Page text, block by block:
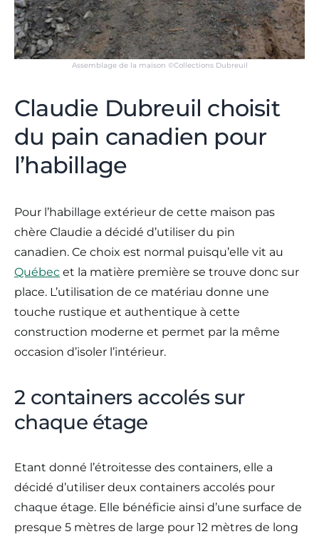
Assemblage de la maison ©Collections Dubreuil
Claudie Dubreuil choisit
du pain canadien pour
l’habillage
Pour l’habillage extérieur de cette maison pas
chère Claudie a décidé d’utiliser du pin
canadien. Ce choix est normal puisqu’elle vit au
Québec et la matière première se trouve donc sur
place. L’utilisation de ce matériau donne une
touche rustique et authentique à cette
construction moderne et permet par la même
occasion d’isoler l’intérieur.
2 containers accolés sur
chaque étage
Etant donné l’étroitesse des containers, elle a
décidé d’utiliser deux containers accolés pour
chaque étage. Elle bénéficie ainsi d’une surface de
presque 5 mètres de large pour 12 mètres de long